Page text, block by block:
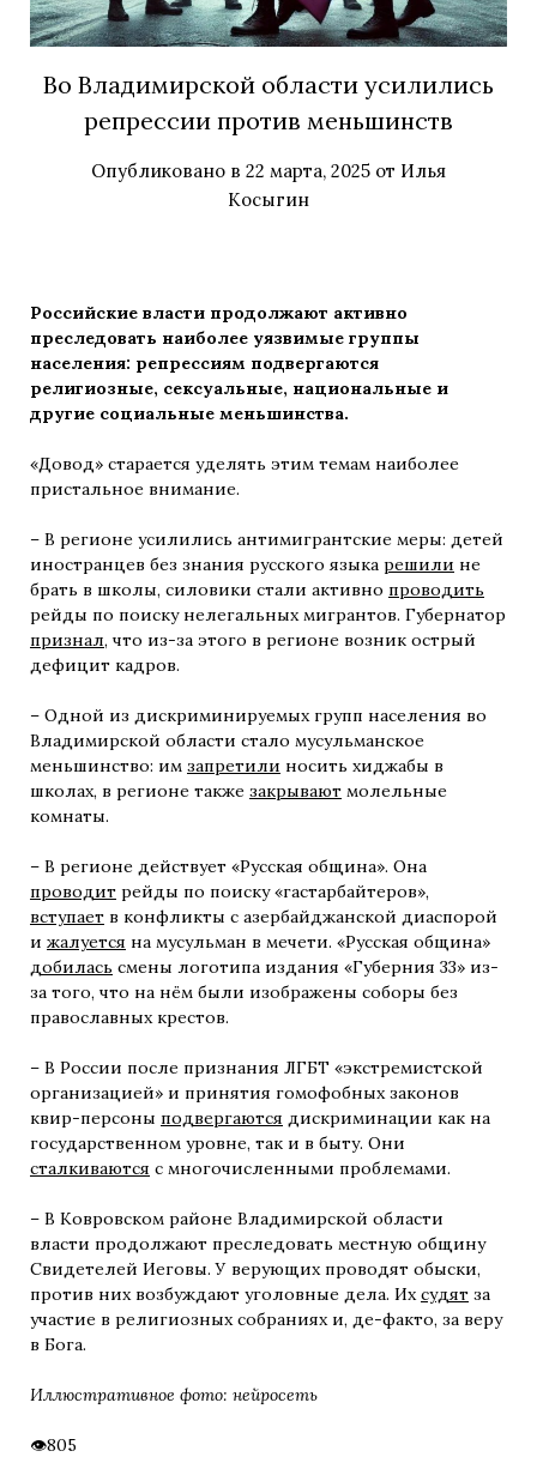
Во Владимирской области усилились
репрессии против меньшинств
Опубликовано в 22 марта, 2025 от Илья
Косыгин
Российские власти продолжают активно
преследовать наиболее уязвимые группы
населения: репрессиям подвергаются
религиозные, сексуальные, национальные и
другие социальные меньшинства.
«Довод» старается уделять этим темам наиболее
пристальное внимание.
– В регионе усилились антимигрантские меры: детей
иностранцев без знания русского языка решили не
брать в школы, силовики стали активно проводить
рейды по поиску нелегальных мигрантов. Губернатор
признал, что из-за этого в регионе возник острый
дефицит кадров.
– Одной из дискриминируемых групп населения во
Владимирской области стало мусульманское
меньшинство: им запретили носить хиджабы в
школах, в регионе также закрывают молельные
комнаты.
– В регионе действует «Русская община». Она
проводит рейды по поиску «гастарбайтеров»,
вступает в конфликты с азербайджанской диаспорой
и жалуется на мусульман в мечети. «Русская община»
добилась смены логотипа издания «Губерния 33» из-
за того, что на нём были изображены соборы без
православных крестов.
– В России после признания ЛГБТ «экстремистской
организацией» и принятия гомофобных законов
квир-персоны подвергаются дискриминации как на
государственном уровне, так и в быту. Они
сталкиваются с многочисленными проблемами.
– В Ковровском районе Владимирской области
власти продолжают преследовать местную общину
Свидетелей Иеговы. У верующих проводят обыски,
против них возбуждают уголовные дела. Ихсудят за
участие в религиозных собраниях и, де-факто, за веру
в Бога.
Иллюстративное фото: нейросеть
805